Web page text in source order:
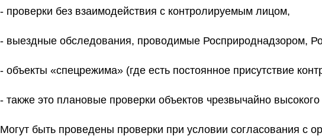
- проверки без взаимодействия с контролируемым лицом,
- выездные обследования, проводимые Росприроднадзором,
- объекты «спецрежима» (где есть постоянное присутствие
- также это плановые проверки объектов чрезвычайно
Могут быть проведены проверки при условии согласования с